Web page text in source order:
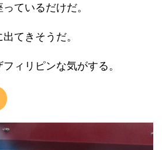
ているだけだ。
てきそうだ。
ィリピンな気がする。